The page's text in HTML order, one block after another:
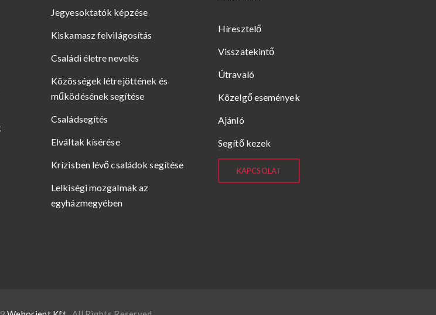
Jegyesoktatók képzése
Kiskamasz felvilágosítás
Családi életre nevelés
Közösségek létrejöttének és
működésének segítése
Családsegítés
Elváltak kísérése
Krízisben lévő családok segítése
Lelkiségi mozgalmak az
egyházmegyében
Híresztelő
Visszatekintő
Útravaló
Közelgő események
Ajánló
Segítő kezek
KAPCSOLAT